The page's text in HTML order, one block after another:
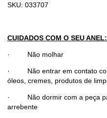
SKU: 033707
CUIDADOS COM O SEU ANEL:
· Não molhar
· Não entrar em contato
óleos, cremes, produtos de
· Não dormir com a peça
arrebente